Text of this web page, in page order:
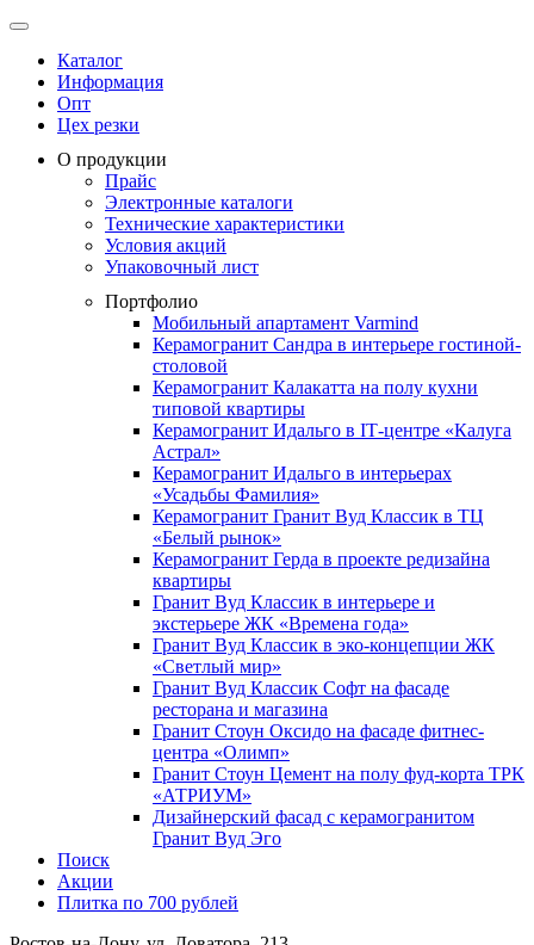
Каталог
Информация
Опт
Цех резки
О продукции
Прайс
Электронные каталоги
Технические характеристики
Условия акций
Упаковочный лист
Портфолио
Мобильный апартамент Varmind
Керамогранит Сандра в интерьере гостиной-
столовой
Керамогранит Калакатта на полу кухни
типовой квартиры
Керамогранит Идальго в IТ-центре «Калуга
Астрал»
Керамогранит Идальго в интерьерах
«Усадьбы Фамилия»
Керамогранит Гранит Вуд Классик в ТЦ
«Белый рынок»
Керамогранит Герда в проекте редизайна
квартиры
Гранит Вуд Классик в интерьере и
экстерьере ЖК «Времена года»
Гранит Вуд Классик в эко-концепции ЖК
«Светлый мир»
Гранит Вуд Классик Софт на фасаде
ресторана и магазина
Гранит Стоун Оксидо на фасаде фитнес-
центра «Олимп»
Гранит Стоун Цемент на полу фуд-корта ТРК
«АТРИУМ»
Дизайнер­ский фасад с керамогранитом
Гранит Вуд Эго
Поиск
Акции
Плитка по 700 рублей